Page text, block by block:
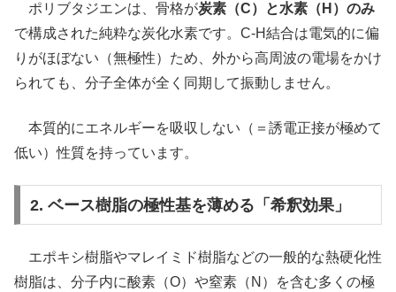
ポリブタジエンは、骨格が炭素（C）と水素（H）のみ
で構成された純粋な炭化水素です。C-H結合は電気的に偏
りがほぼない（無極性）ため、外から高周波の電場をかけ
られても、分子全体が全く同期して振動しません。
本質的にエネルギーを吸収しない（＝誘電正接が極めて
低い）性質を持っています。
2. ベース樹脂の極性基を薄める「希釈効果」
エポキシ樹脂やマレイミド樹脂などの一般的な熱硬化性
樹脂は、分子内に酸素（O）や窒素（N）を含む多くの極